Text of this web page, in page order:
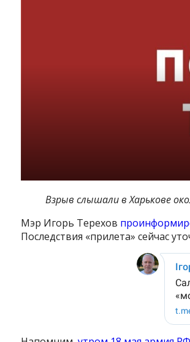
Взрыв слышали в Харькове
Мэр Игорь Терехов
Последствия «прилета» сейчас